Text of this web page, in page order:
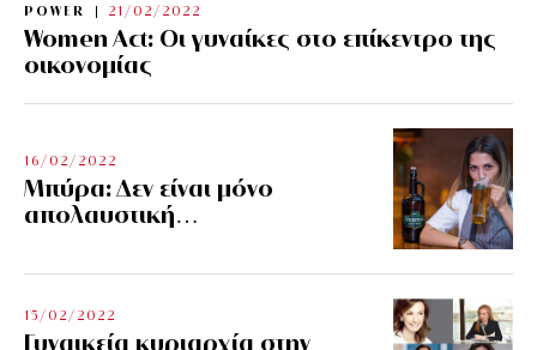
POWER 21/02/2022
Women Act: Οι γυναίκες στο επίκεντρο της
οικονομίας
16/02/2022
Μπύρα: Δεν είναι μόνο
απολαυστική…
15/02/2022
Γυναικεία κυριαρχία στην